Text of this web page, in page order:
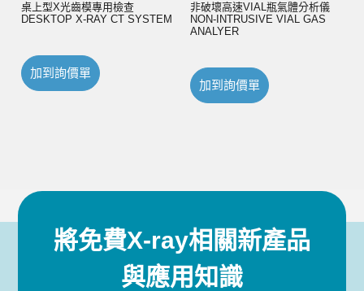
桌上型X光齒模專用檢查
DESKTOP X-RAY CT SYSTEM
加到詢價單
非破壞高速VIAL瓶氣體分析儀
NON-INTRUSIVE VIAL GAS
ANALYER
加到詢價單
將免費X-ray相關新產品
與應用知識